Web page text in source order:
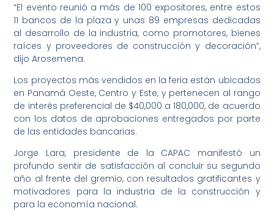
“El evento reunió a más de 100 expositores, entre estos
11 bancos de la plaza y unas 89 empresas dedicadas
al desarrollo de la industria, como promotores, bienes
raíces y proveedores de construcción y decoración”,
dijo Arosemena.
Los proyectos más vendidos en la feria están ubicados
en Panamá Oeste, Centro y Este, y pertenecen al rango
de interés preferencial de $40,000 a 180,000, de acuerdo
con los datos de aprobaciones entregados por parte
de las entidades bancarias.
Jorge Lara, presidente de la CAPAC manifestó un
profundo sentir de satisfacción al concluir su segundo
año al frente del gremio, con resultados gratificantes y
motivadores para la industria de la construcción y
para la economía nacional.